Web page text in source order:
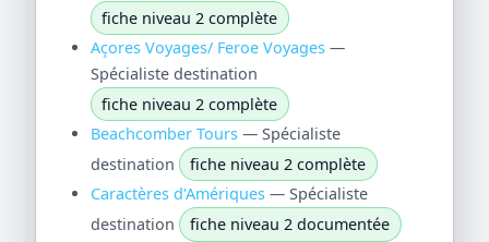
fiche niveau 2 complète
Açores Voyages/ Feroe Voyages—
Spécialiste destination
fiche niveau 2 complète
Beachcomber Tours— Spécialiste
destination
fiche niveau 2 complète
Caractères d'Amériques— Spécialiste
destination
fiche niveau 2 documentée